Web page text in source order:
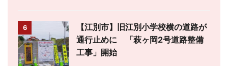
6
【江別市】旧江別小学校横の道路が
通行止めに 「萩ヶ岡2号道路整備
工事」開始